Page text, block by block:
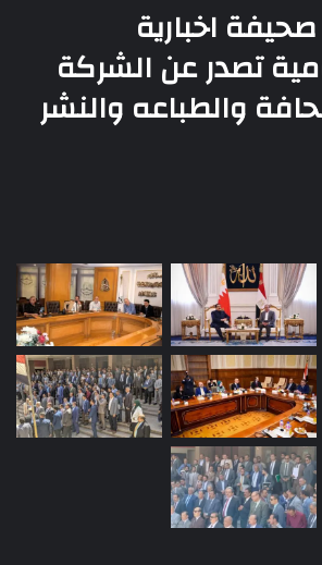
اخبارية
تصدر عن الشركة
والطباعه والنشر